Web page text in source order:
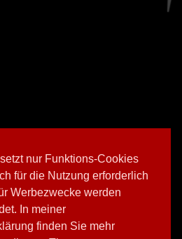
nur Funktions-Cookies
für die Nutzung erforderlich
Werbezwecke werden
In meiner
finden Sie mehr